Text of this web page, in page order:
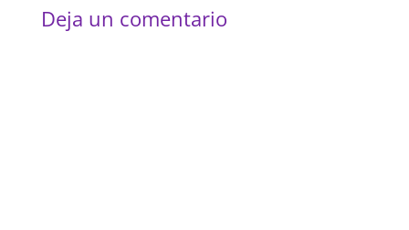
Deja un comentario